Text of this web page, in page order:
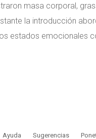
masa corporal,
la introducción
estados emocionales
Ayuda Sugerencias